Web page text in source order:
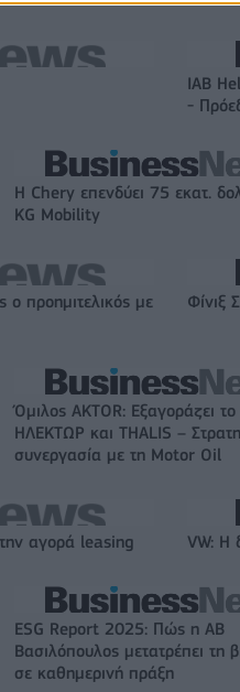
IAB
-
Η Chery επενδύει 75 εκατ.
KG Mobility
προημιτελικός με
Φίνιξ
Όμιλος AKTOR: Εξαγοράζει
ΗΛΕΚΤΩΡ και THALIS –
συνεργασία με τη Motor Oil
αγορά leasing VW: Η
ESG Report 2025: Πώς η ΑΒ
Βασιλόπουλος μετατρέπει τη
σε καθημερινή πράξη